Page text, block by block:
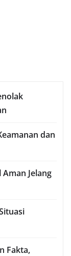
dan
Jelang
Fakta,